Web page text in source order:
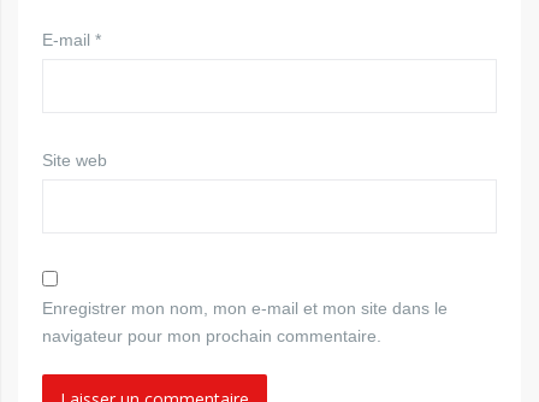
E-mail *
Site web
Enregistrer mon nom, mon e-mail et mon site dans le
navigateur pour mon prochain commentaire.